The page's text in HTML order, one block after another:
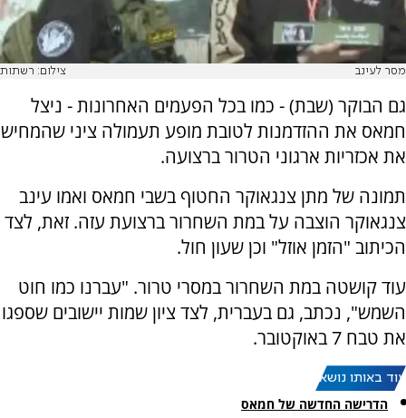
מסר לעינב צילום: רשתות
גם הבוקר (שבת) - כמו בכל הפעמים האחרונות - ניצל
חמאס את ההזדמנות לטובת מופע תעמולה ציני שהמחיש
את אכזריות ארגוני הטרור ברצועה.
תמונה של מתן צנגאוקר החטוף בשבי חמאס ואמו עינב
צנגאוקר הוצבה על במת השחרור ברצועת עזה. זאת, לצד
הכיתוב "הזמן אוזל" וכן שעון חול.
עוד קושטה במת השחרור במסרי טרור. "עברנו כמו חוט
השמש", נכתב, גם בעברית, לצד ציון שמות יישובים שספגו
את טבח 7 באוקטובר.
עוד באותו נושא:
הדרישה החדשה של חמאס